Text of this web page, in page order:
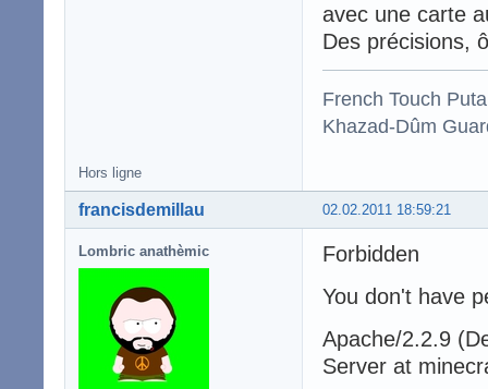
avec une carte
Des précisions,
French Touch
Khazad-Dûm
Hors ligne
02.02.2011 18:59:21
francisdemillau
Lombric anathèmic
Forbidden
You don't have
Apache/2.2.9
Server at